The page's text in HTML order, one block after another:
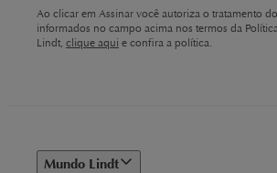
Ao clicar em Assinar você autoriza o tratamento
informados no campo acima nos termos da
Lindt, clique aqui e confira a política.
Mundo Lindt